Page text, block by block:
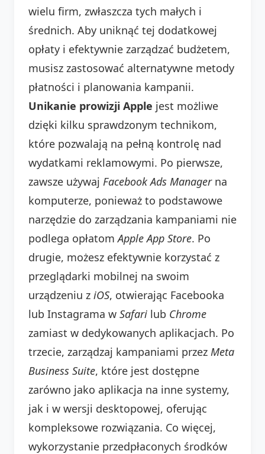
wielu firm, zwłaszcza tych małych i
średnich. Aby uniknąć tej dodatkowej
opłaty i efektywnie zarządzać budżetem,
musisz zastosować alternatywne metody
płatności i planowania kampanii.
Unikanie prowizji Apple jest możliwe
dzięki kilku sprawdzonym technikom,
które pozwalają na pełną kontrolę nad
wydatkami reklamowymi. Po pierwsze,
zawsze używaj Facebook Ads Managerna
komputerze, ponieważ to podstawowe
narzędzie do zarządzania kampaniami nie
podlega opłatomApple App Store. Po
drugie, możesz efektywnie korzystać z
przeglądarki mobilnej na swoim
urządzeniu z iOS, otwierając Facebooka
lub Instagrama w Safari lub Chrome
zamiast w dedykowanych aplikacjach. Po
trzecie, zarządzaj kampaniami przez Meta
Business Suite, które jest dostępne
zarówno jako aplikacja na inne systemy,
jak i w wersji desktopowej, oferując
kompleksowe rozwiązania. Co więcej,
wykorzystanie przedpłaconych środków